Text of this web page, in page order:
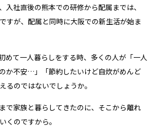
入社直後の熊本での研修から配属までは、
すが、配属と同時に大阪での新生活が始ま
めて一人暮らしをする時、多くの人が「一人
か不安…」「節約したいけど自炊がめんど
るのではないでしょうか。
で家族と暮らしてきたのに、そこから離れ
くのですから。